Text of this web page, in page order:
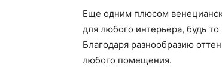
Еще одним плюсом
для любого интерьера, будь
Благодаря разнообразию
любого помещения.